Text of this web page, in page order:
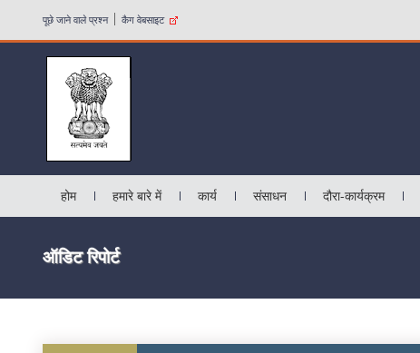
पूछे जाने वाले प्रश्न कैग वेबसाइट
होम हमारे बारे में कार्य संसाधन दौरा-कार्यक्रम
ऑडिट रिपोर्ट